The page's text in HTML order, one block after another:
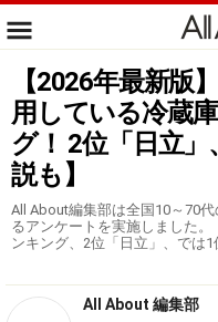
【2026年最新版
用している冷蔵
グ！ 2位「日立
説も】
All About編集部は全国10～70
るアンケートを実施しました
ンキング、2位「日立」、では
All About 編集部